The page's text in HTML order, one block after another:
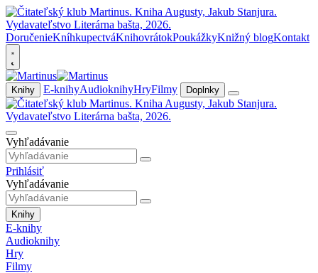
DoručenieKníhkupectváKnihovrátokPoukážkyKnižný blogKontakt
Knihy E-knihyAudioknihyHryFilmy Doplnky
Vyhľadávanie
Prihlásiť
Vyhľadávanie
Knihy
E-knihy
Audioknihy
Hry
Filmy